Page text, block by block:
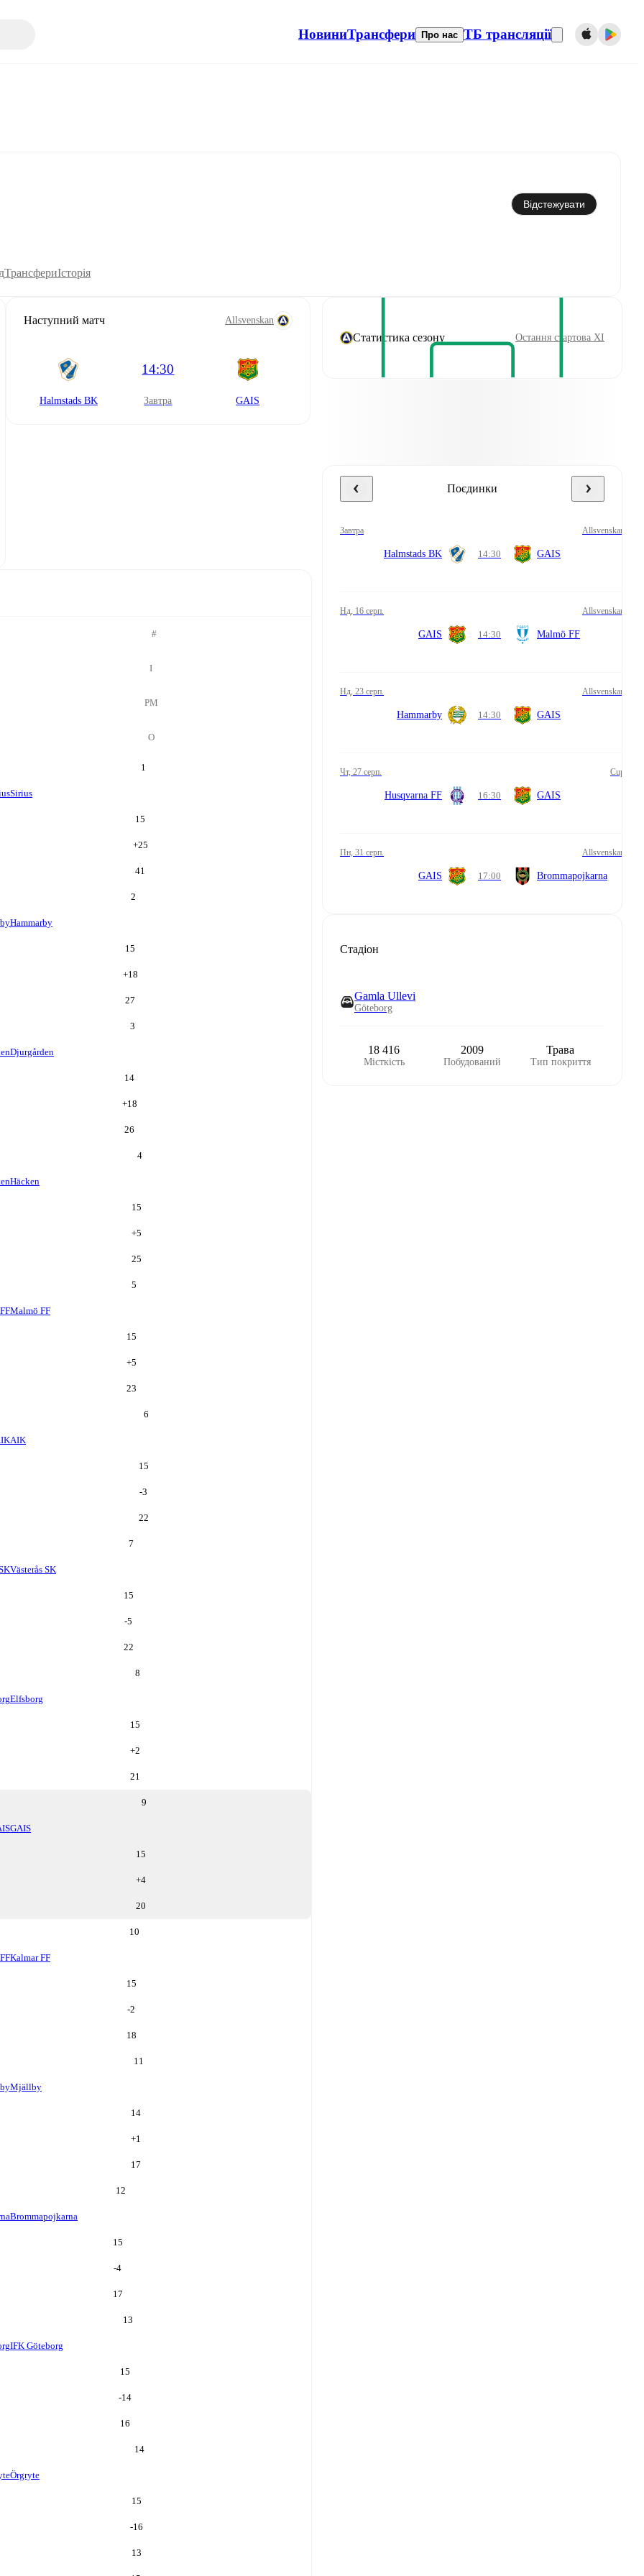
НовиниТрансфери Про нас ТБ трансляції
Відстежувати
ТрансфериІсторія
Наступний матч Allsvenskan
Halmstads BK
14:30
завтра GAIS
#
І
РМ
О
1
Sirius
15
+25
41
2
Hammarby
15
+18
27
3
Djurgården
14
+18
26
4
Häcken
15
+5
25
5
Malmö FF
15
+5
23
6
AIK
15
-3
22
7
Västerås SK
15
-5
22
8
Elfsborg
15
+2
21
9
GAIS
15
+4
20
10
Kalmar FF
15
-2
18
11
Mjällby
14
+1
17
12
Brommapojkarna
15
-4
17
13
IFK Göteborg
15
-14
16
14
Örgryte
15
-16
13
Статистика сезону Остання стартова XI
Поєдинки
завтра Allsvenskan
Halmstads BK 14:30 GAIS
нд, 16 серп. Allsvenskan
GAIS 14:30 Malmö FF
нд, 23 серп. Allsvenskan
Hammarby 14:30 GAIS
чт, 27 серп. Cup
Husqvarna FF 16:30 GAIS
пн, 31 серп. Allsvenskan
GAIS 17:00 Brommapojkarna
Стадіон
Gamla Ullevi
Göteborg
18 416
Місткість
2009
Побудований
Трава
Тип покриття